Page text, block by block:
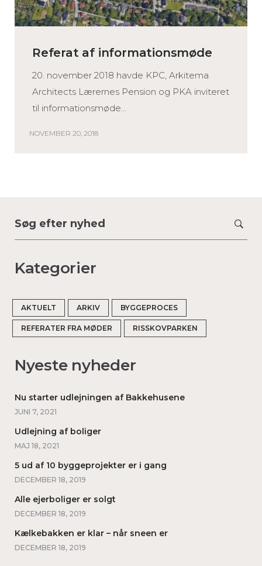
Referat af informationsmøde
20. november 2018 havde KPC, Arkitema
Architects Lærernes Pension og PKA inviteret
til informationsmøde...
NOVEMBER 20, 2018
for:
Kategorier
AKTUELT ARKIV BYGGEPROCES
REFERATER FRA MØDER RISSKOVPARKEN
Nyeste nyheder
Nu starter udlejningen af Bakkehusene
JUNI 7, 2021
Udlejning af boliger
MAJ 18, 2021
5 ud af 10 byggeprojekter er i gang
DECEMBER 18, 2019
Alle ejerboliger er solgt
DECEMBER 18, 2019
Kælkebakken er klar – når sneen er
DECEMBER 18, 2019